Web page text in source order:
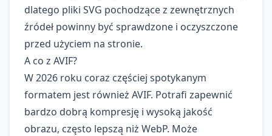
dlatego pliki SVG pochodzące z zewnętrznych
źródeł powinny być sprawdzone i oczyszczone
przed użyciem na stronie.
A co z AVIF?
W 2026 roku coraz częściej spotykanym
formatem jest również AVIF. Potrafi zapewnić
bardzo dobrą kompresję i wysoką jakość
obrazu, często lepszą niż WebP. Może